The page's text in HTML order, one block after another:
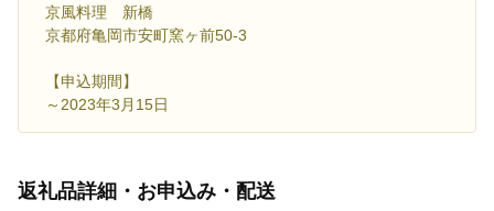
京風料理 新橋
京都府亀岡市安町窯ヶ前50-3
【申込期間】
～2023年3月15日
返礼品詳細・お申込み・配送